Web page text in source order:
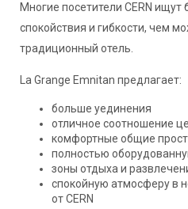
Многие посетители CERN ищут
спокойствия и гибкости, чем
традиционный отель.
La Grange Emnitan предлагает:
больше уединения
отличное соотношение
комфортные общие
полностью
зоны отдыха и
спокойную атмосферу в
от CERN